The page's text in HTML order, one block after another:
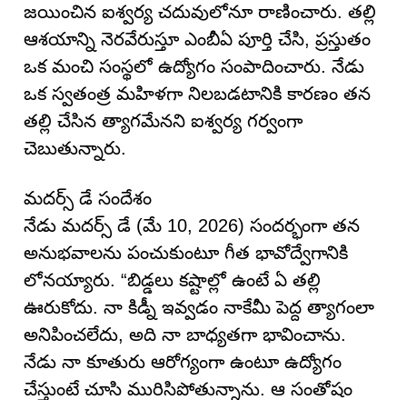
జయించిన ఐశ్వర్య చదువులోనూ రాణించారు. తల్లి
ఆశయాన్ని నెరవేరుస్తూ ఎంబీఏ పూర్తి చేసి, ప్రస్తుతం
ఒక మంచి సంస్థలో ఉద్యోగం సంపాదించారు. నేడు
ఒక స్వతంత్ర మహిళగా నిలబడటానికి కారణం తన
తల్లి చేసిన త్యాగమేనని ఐశ్వర్య గర్వంగా
చెబుతున్నారు.
మదర్స్ డే సందేశం
నేడు మదర్స్ డే (మే 10, 2026) సందర్భంగా తన
అనుభవాలను పంచుకుంటూ గీత భావోద్వేగానికి
లోనయ్యారు. “బిడ్డలు కష్టాల్లో ఉంటే ఏ తల్లి
ఊరుకోదు. నా కిడ్నీ ఇవ్వడం నాకేమీ పెద్ద త్యాగంలా
అనిపించలేదు, అది నా బాధ్యతగా భావించాను.
నేడు నా కూతురు ఆరోగ్యంగా ఉంటూ ఉద్యోగం
చేస్తుంటే చూసి మురిసిపోతున్నాను. ఆ సంతోషం